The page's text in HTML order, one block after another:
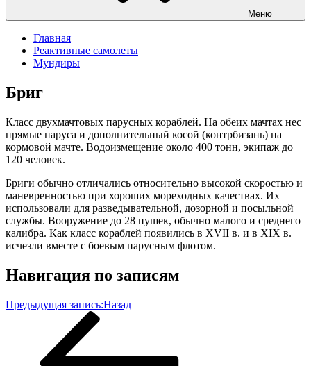
Меню
Главная
Реактивные самолеты
Мундиры
Бриг
Класс двухмачтовых парусных кораблей. На обеих мачтах нес
прямые паруса и дополнительный косой (контрбизань) на
кормовой мачте. Водоизмещение около 400 тонн, экипаж до
120 человек.
Бриги обычно отличались относительно высокой скоростью и
маневренностью при хороших мореходных качествах. Их
использовали для разведывательной, дозорной и посыльной
службы. Вооружение до 28 пушек, обычно малого и среднего
калибра. Как класс кораблей появились в XVII в. и в XIX в.
исчезли вместе с боевым парусным флотом.
Навигация по записям
Предыдущая запись:Назад